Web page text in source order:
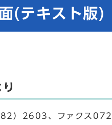
(テキスト版)
）2603、ファクス